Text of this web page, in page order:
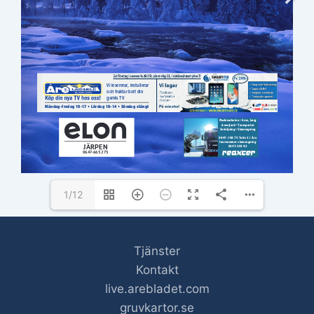
1/12
Tjänster
Kontakt
live.arebladet.com
gruvkartor.se